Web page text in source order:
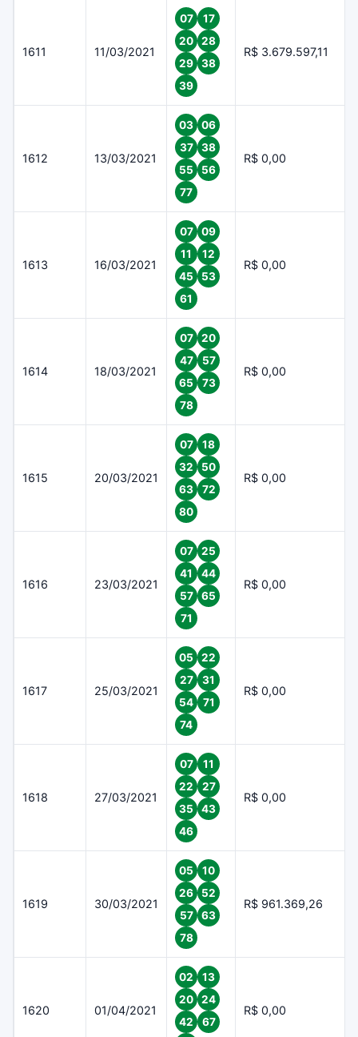
1611 11/03/2021
07
17
20
28
29
38
39
R$ 3.679.597,11
1612 13/03/2021
03
06
37
38
55
56
77
R$ 0,00
1613 16/03/2021
07
09
11
12
45
53
61
R$ 0,00
1614 18/03/2021
07
20
47
57
65
73
78
R$ 0,00
1615 20/03/2021
07
18
32
50
63
72
80
R$ 0,00
1616 23/03/2021
07
25
41
44
57
65
71
R$ 0,00
1617 25/03/2021
05
22
27
31
54
71
74
R$ 0,00
1618 27/03/2021
07
11
22
27
35
43
46
R$ 0,00
1619 30/03/2021
05
10
26
52
57
63
78
R$ 961.369,26
1620 01/04/2021
02
13
20
24
42
67
R$ 0,00